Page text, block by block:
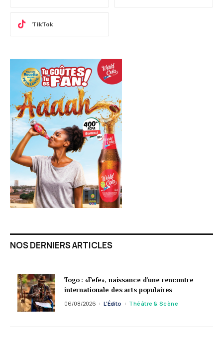
TikTok
NOS DERNIERS ARTICLES
Togo : «Fefe», naissance d’une rencontre
internationale des arts populaires
06/08/2026 L'Édito Théâtre & Scène